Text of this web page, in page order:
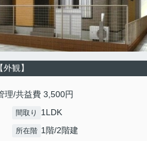
【外観】
理/共益費 3,500円
間取り 1LDK
所在階 1階/2階建